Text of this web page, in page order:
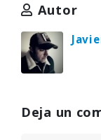
Autor
Deja un